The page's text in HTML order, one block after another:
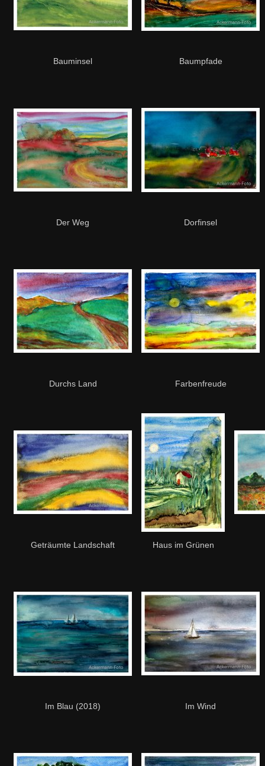
Bauminsel Baumpfade
Der Weg Dorfinsel
Durchs Land Farbenfreude
Geträumte Landschaft Haus im Grünen
Im Blau (2018) Im Wind